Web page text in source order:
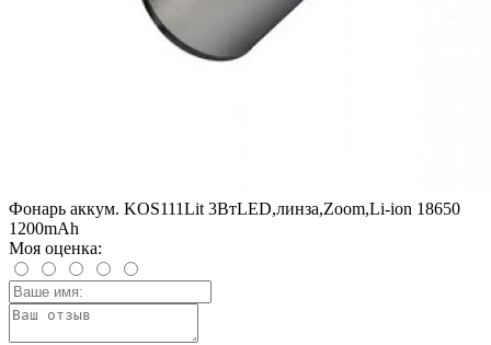
Фонарь аккум. KOS111Lit 3ВтLED,линза,Zoom,Li-ion 18650
1200mAh
Моя оценка: